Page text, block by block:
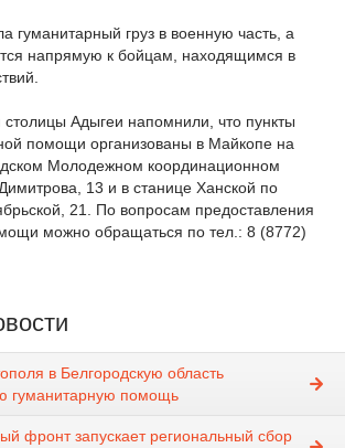
гуманитарный груз в военную часть, а
напрямую к бойцам, находящимся в
Адыгеи напомнили, что пункты
помощи организованы в Майкопе на
Молодежном координационном
13 и в станице Ханской по
21. По вопросам предоставления
можно обращаться по тел.: 8 (8772)
в Белгородскую область
гуманитарную помощь
фронт запускает региональный сбор